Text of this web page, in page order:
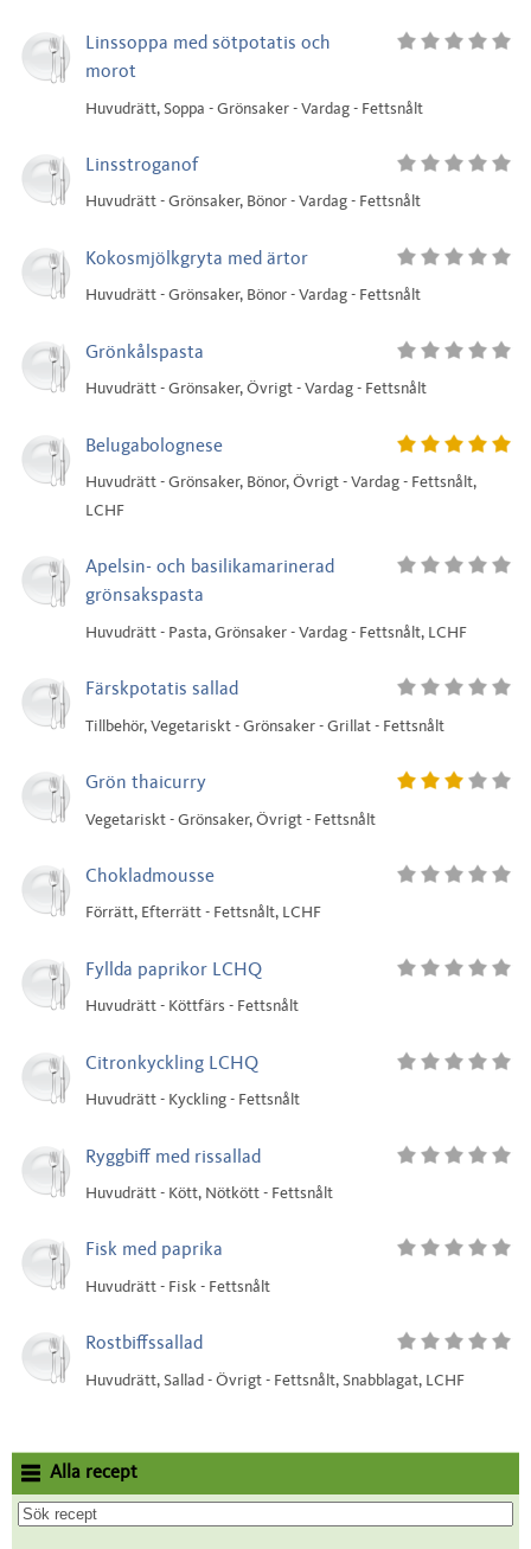
Linssoppa med sötpotatis och
morot
Huvudrätt, Soppa - Grönsaker - Vardag - Fettsnålt
Linsstroganof
Huvudrätt - Grönsaker, Bönor - Vardag - Fettsnålt
Kokosmjölkgryta med ärtor
Huvudrätt - Grönsaker, Bönor - Vardag - Fettsnålt
Grönkålspasta
Huvudrätt - Grönsaker, Övrigt - Vardag - Fettsnålt
Belugabolognese
Huvudrätt - Grönsaker, Bönor, Övrigt - Vardag - Fettsnålt,
LCHF
Apelsin- och basilikamarinerad
grönsakspasta
Huvudrätt - Pasta, Grönsaker - Vardag - Fettsnålt, LCHF
Färskpotatis sallad
Tillbehör, Vegetariskt - Grönsaker - Grillat - Fettsnålt
Grön thaicurry
Vegetariskt - Grönsaker, Övrigt - Fettsnålt
Chokladmousse
Förrätt, Efterrätt - Fettsnålt, LCHF
Fyllda paprikor LCHQ
Huvudrätt - Köttfärs - Fettsnålt
Citronkyckling LCHQ
Huvudrätt - Kyckling - Fettsnålt
Ryggbiff med rissallad
Huvudrätt - Kött, Nötkött - Fettsnålt
Fisk med paprika
Huvudrätt - Fisk - Fettsnålt
Rostbiffssallad
Huvudrätt, Sallad - Övrigt - Fettsnålt, Snabblagat, LCHF
Alla recept